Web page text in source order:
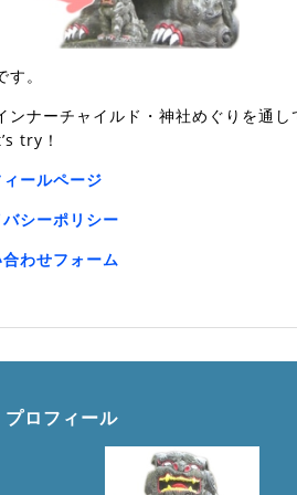
。
ンナーチャイルド・神社めぐりを通し
try！
ールページ
シーポリシー
わせフォーム
プロフィール